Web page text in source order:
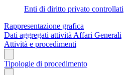
Enti di diritto privato controllati
Rappresentazione grafica
Dati aggregati attività Affari Generali
Attività e procedimenti
Tipologie di procedimento